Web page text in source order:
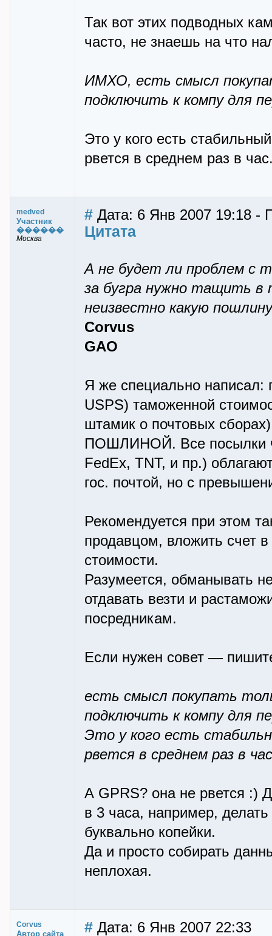
Так вот этих подводных
часто, не знаешь на что
ИМХО, есть смысл
подключить к компу для
Это у кого есть
рвется в среднем раз в
medved
Участник
������
Москва
# Дата: 6 Янв 2007 19:18 -
Цитата
А не будет ли проблем с
за бугра нужно тащить
неизвестно какую
Corvus
GAO
Я же специально
USPS) таможенной
штамик о почтовых
ПОШЛИНОЙ. Все посылки
FedEx, TNT, и пр.)
гос. почтой, но с
Рекомендуется при этом
продавцом, вложить счет
стоимости.
Разумеется, обманывать
отдавать везти и
посредникам.
Если нужен совет —
есть смысл покупать
подключить к компу для
Это у кого есть
рвется в среднем раз в
А GPRS? она не рвется :)
в 3 часа, например,
буквально копейки.
Да и просто собирать
неплохая.
Corvus
Автор сайта # Дата: 6 Янв 2007 22:33